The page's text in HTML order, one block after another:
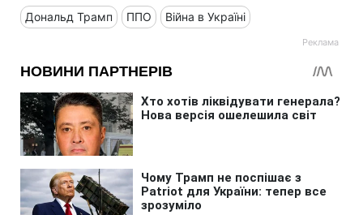
Дональд Трамп ППО Війна в Україні